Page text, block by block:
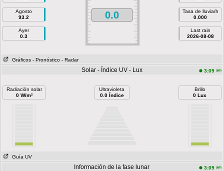
Agosto
93.2
Ayer
0.3
0.0
Tasa de lluvia/h
0.000
Last rain
2026-08-08
Gráficos - Pronóstico - Radar
Solar - Índice UV - Lux 3:09 am
Radiación solar
0 W/m²
Ultravioleta
0.0 Índice
Brillo
0 Lux
Guía UV
Información de la fase lunar 3:09 am